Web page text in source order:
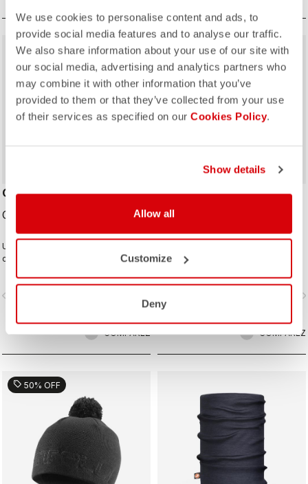
We use cookies to personalise content and ads, to
provide social media features and to analyse our traffic.
We also share information about your use of our site with
our social media, advertising and analytics partners who
may combine it with other information that you’ve
provided to them or that they’ve collected from your use
of their services as specified on our Cookies Policy.
Show details
Allow all
Customize
Deny
CYCLING CAP
CAD39.00
Une casquette de cyclisme
classique au design Soudal Quick-
COMPAREZ
sell50% OFF
DIFESA THERMAL CAP
CAD60.00
COMPAREZ
sell 50% OFF